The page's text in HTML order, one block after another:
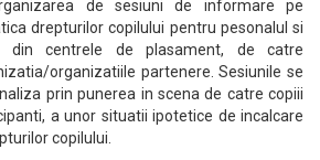
de sesiuni de informare pe
drepturilor copilului pentru pesonalul si
din centrele de plasament, de catre
organizatiile partenere. Sesiunile se
prin punerea in scena de catre copiii
a unor situatii ipotetice de incalcare
copilului.